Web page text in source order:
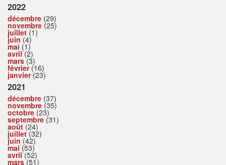
2022
décembre (29)
novembre (25)
juillet (1)
juin (4)
mai (1)
avril(2)
mars(3)
février(16)
janvier(23)
2021
décembre (37)
novembre (35)
octobre (23)
septembre (31)
août (24)
juillet(32)
juin (42)
mai (53)
avril(52)
mars(51)